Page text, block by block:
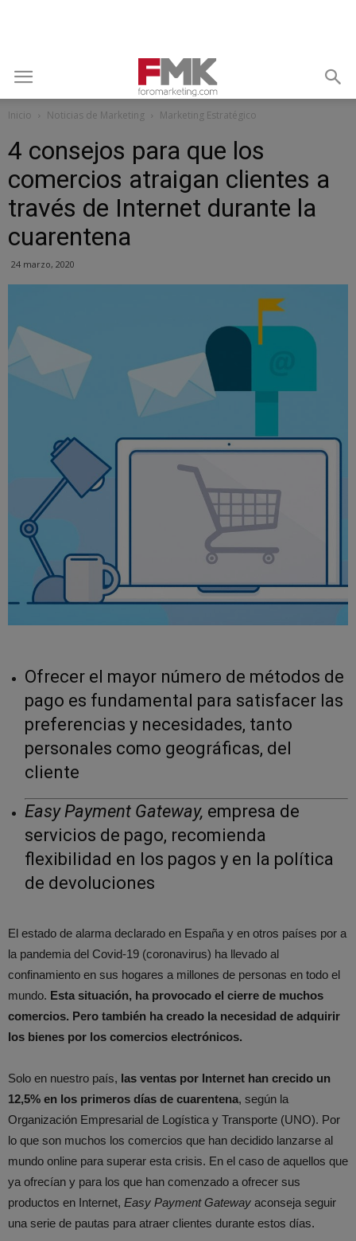
Inicio Noticias de Marketing Marketing Estratégico
4 consejos para que los
comercios atraigan clientes a
través de Internet durante la
cuarentena
24 marzo, 2020
Ofrecer el mayor número de métodos de
pago es fundamental para satisfacer las
preferencias y necesidades, tanto
personales como geográficas, del
cliente
Easy Payment Gateway, empresa de
servicios de pago, recomienda
flexibilidad en los pagos y en la política
de devoluciones
El estado de alarma declarado en España y en otros países por a
la pandemia del Covid-19 (coronavirus) ha llevado al
confinamiento en sus hogares a millones de personas en todo el
mundo. Esta situación, ha provocado el cierre de muchos
comercios. Pero también ha creado la necesidad de adquirir
los bienes por los comercios electrónicos.
Solo en nuestro país, las ventas por Internet han crecido un
12,5% en los primeros días de cuarentena, según la
Organización Empresarial de Logística y Transporte (UNO). Por
lo que son muchos los comercios que han decidido lanzarse al
mundo online para superar esta crisis. En el caso de aquellos que
ya ofrecían y para los que han comenzado a ofrecer sus
productos en Internet, Easy Payment Gateway aconseja seguir
una serie de pautas para atraer clientes durante estos días.